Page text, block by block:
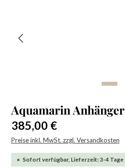
Aquamarin Anhänger
Regulärer Preis:
385,00 €
Preise inkl. MwSt. zzgl. Versandkosten
Sofort verfügbar, Lieferzeit: 3-4 Tage